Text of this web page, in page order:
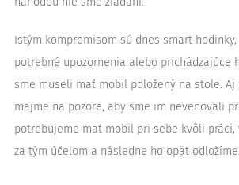
Istým kompromisom sú dnes smart
potrebné upozornenia alebo prichádzajúce
sme museli mať mobil položený na stole.
majme na pozore, aby sme im nevenovali
potrebujeme mať mobil pri sebe kvôli práci,
za tým účelom a následne ho opäť odložíme.